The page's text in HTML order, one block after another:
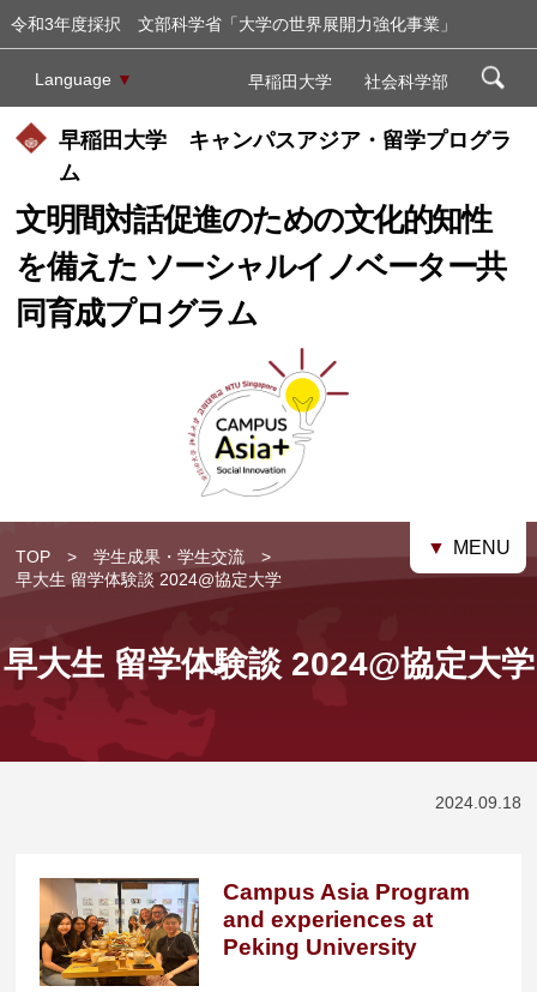
令和3年度採択 文部科学省「大学の世界展開力強化事業」
早稲田大学 社会科学部
Language ▼
早稲田大学 キャンパスアジア・留学プログラ
ム
文明間対話促進のための文化的知性
を備えた ソーシャルイノベーター共
同育成プログラム
▼ MENU
TOP
学生成果・学生交流
早大生 留学体験談 2024@協定大学
早大生 留学体験談 2024@協定大学
2024.09.18
Campus Asia Program
and experiences at
Peking University